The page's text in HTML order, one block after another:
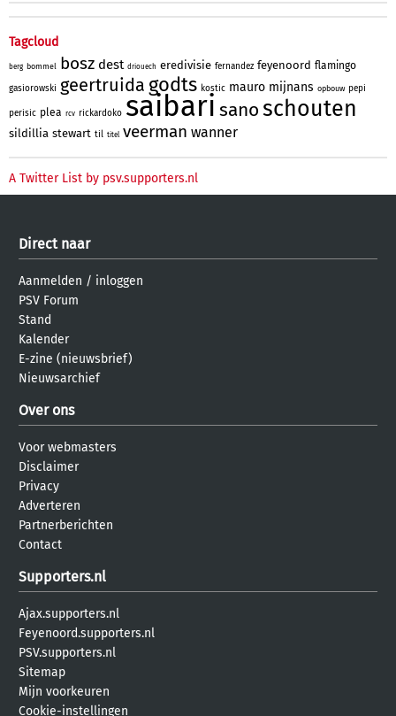
Tagcloud
berg bommel bosz dest driouech eredivisie fernandez feyenoord flamingo
gasiorowski geertruida godts kostic mauro mijnans opbouw pepi
perisic plea rcv rickardoko saibari sanoschouten
sildillia stewart til titel veerman wanner
A Twitter List by psv.supporters.nl
Direct naar
Aanmelden / inloggen
PSV Forum
Stand
Kalender
E-zine (nieuwsbrief)
Nieuwsarchief
Over ons
Voor webmasters
Disclaimer
Privacy
Adverteren
Partnerberichten
Contact
Supporters.nl
Ajax.supporters.nl
Feyenoord.supporters.nl
PSV.supporters.nl
Sitemap
Mijn voorkeuren
Cookie-instellingen